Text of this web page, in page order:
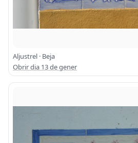
Aljustrel · Beja
Obrir dia 13 de gener